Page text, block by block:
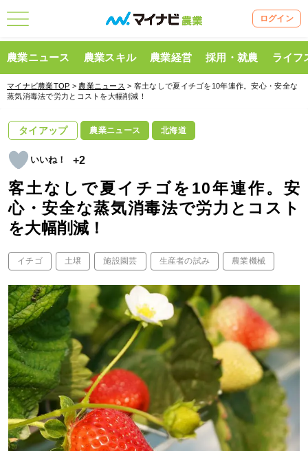
ログイン
農業ニュース 農業スキル 農業経営 採用・就農 ライフ
マイナビ農業TOP > 農業ニュース > 客土なしで夏イチゴを10年連作。安心・安全な
蒸気消毒法で労力とコストを大幅削減！
タイアップ 農業ニュース 北海道
+2
客土なしで夏イチゴを10年連作。安
心・安全な蒸気消毒法で労力とコスト
を大幅削減！
イチゴ 土壌 施設園芸 生産者の試み 農業機械